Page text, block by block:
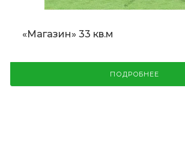
«Магазин» 33 кв.м
ПОДРОБНЕЕ